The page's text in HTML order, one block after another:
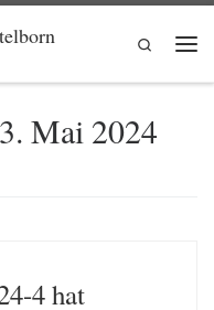
Search
Mai 2024
4 hat